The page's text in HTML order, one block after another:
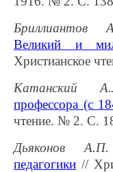
Бриллиантов
Великий и
Христианское
Катанский
профессора (с
чтение. № 2. С.
Дьяконов А.П.
педагогики //